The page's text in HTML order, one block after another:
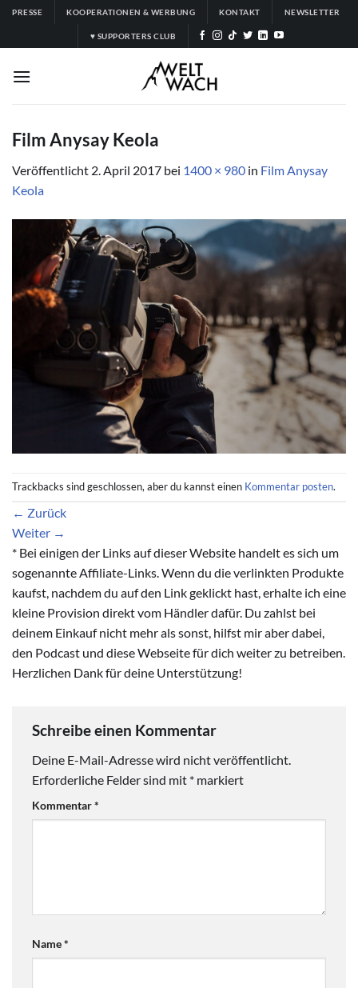
Zum
springen
PRESSE KOOPERATIONEN & WERBUNG KONTAKT NEWSLETTER
♥ SUPPORTERS CLUB
Film Anysay Keola
Veröffentlicht 2. April 2017 bei 1400 × 980 in Film Anysay
Keola
Trackbacks sind geschlossen, aber du kannst einen Kommentar posten.
← Zurück
Weiter →
* Bei einigen der Links auf dieser Website handelt es sich um
sogenannte Affiliate-Links. Wenn du die verlinkten Produkte
kaufst, nachdem du auf den Link geklickt hast, erhalte ich eine
kleine Provision direkt vom Händler dafür. Du zahlst bei
deinem Einkauf nicht mehr als sonst, hilfst mir aber dabei,
den Podcast und diese Webseite für dich weiter zu betreiben.
Herzlichen Dank für deine Unterstützung!
Schreibe einen Kommentar
Deine E-Mail-Adresse wird nicht veröffentlicht.
Erforderliche Felder sind mit * markiert
Kommentar*
Name*